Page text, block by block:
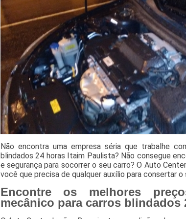
Não encontra uma empresa séria que trabalhe
blindados 24 horas Itaim Paulista? Não consegue
e segurança para socorrer o seu carro? O Auto
você que precisa de qualquer auxílio para consertar
Encontre os melhores
mecânico para carros blindados